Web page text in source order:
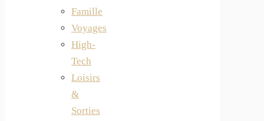
Famille
Voyages
High-
Tech
Loisirs
&
Sorties